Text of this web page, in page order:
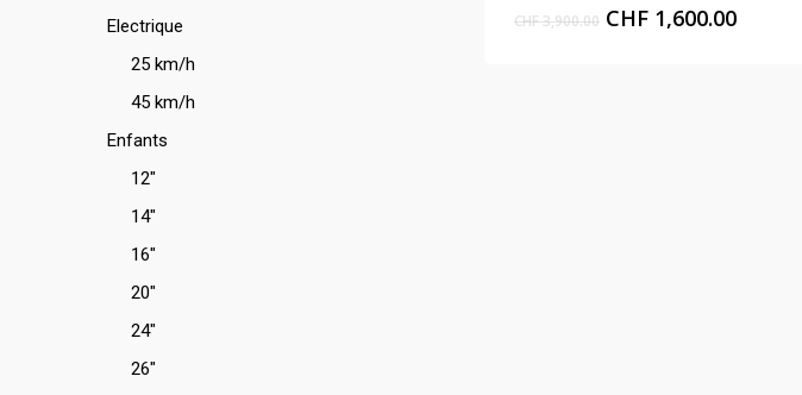
Electrique
25 km/h
45 km/h
Enfants
12"
14"
16"
20"
24"
26"
CHF3,900.00 Original
CHF1,600.00Current